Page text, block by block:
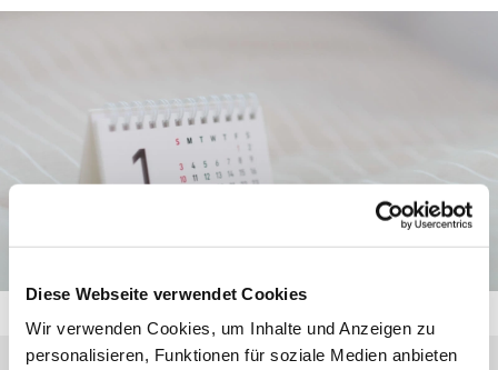
Diese Webseite verwendet Cookies
Wir verwenden Cookies, um Inhalte und Anzeigen zu
personalisieren, Funktionen für soziale Medien anbieten